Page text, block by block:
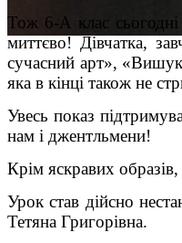
Тож 6-А клас
миттєво! Дівчатка,
сучасний арт»,
яка в кінці також не
Увесь показ
нам і джентльмени!
Крім яскравих образів,
Урок став дійсно
Тетяна Григорівна.